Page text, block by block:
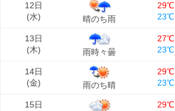
12日
(水) 晴のち雨
29℃
23℃
13日
(木) 雨時々曇
27℃
23℃
14日
(金) 雨のち晴
29℃
23℃
15日
29℃